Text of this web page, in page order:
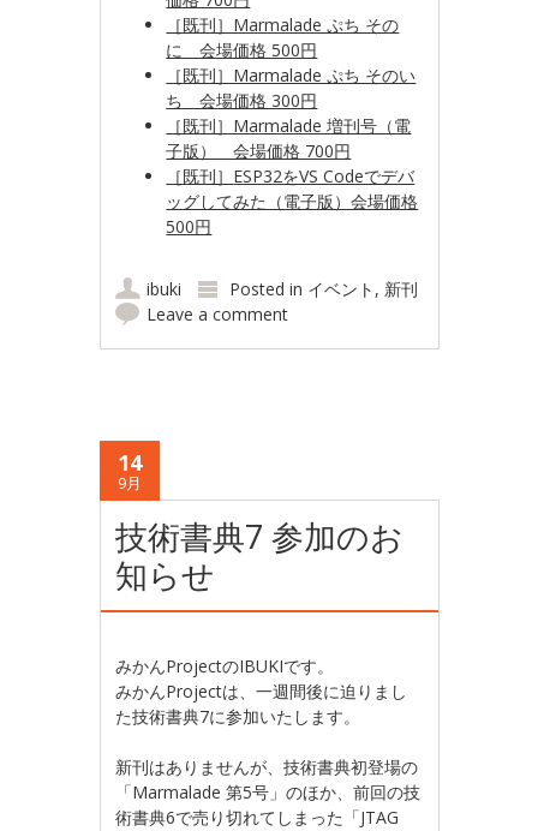
［既刊］Marmalade ぷち その
に 会場価格 500円
［既刊］Marmalade ぷち そのい
ち 会場価格 300円
［既刊］Marmalade 増刊号（電
子版） 会場価格 700円
［既刊］ ESP32をVS Codeでデバ
ッグしてみた（電子版）会場価格
500円
ibuki Posted in イベント , 新刊
Leave a comment
14
9月
技術書典7 参加のお
知らせ
みかんProjectのIBUKIです。
みかんProjectは、一週間後に迫りまし
た技術書典7に参加いたします。
新刊はありませんが、技術書典初登場の
「Marmalade 第5号」のほか、前回の技
術書典6で売り切れてしまった「JTAG